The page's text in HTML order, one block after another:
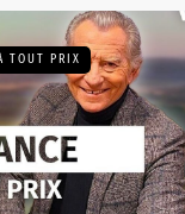
TOUT PRIX